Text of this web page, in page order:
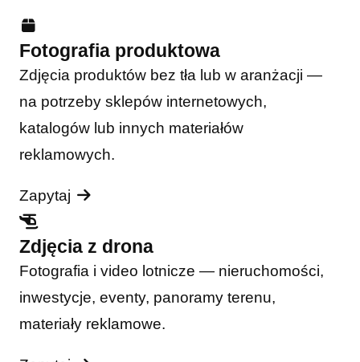
Fotografia produktowa
Zdjęcia produktów bez tła lub w aranżacji —
na potrzeby sklepów internetowych,
katalogów lub innych materiałów
reklamowych.
Zapytaj
Zdjęcia z drona
Fotografia i video lotnicze — nieruchomości,
inwestycje, eventy, panoramy terenu,
materiały reklamowe.